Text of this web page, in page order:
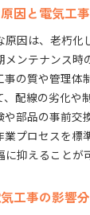
電気工事の最適
える電気工事管
事の連携で効率
工事管理のノウ
止リスクを回
事でダウンタイ
事でリスクを最
ない電気工事の
気工事の成功事
因と電気工
因は、老朽化
ンテナンス時
の質や管理体
配線の劣化や
部品の事前交
プロセスを標
抑えることが
工事の影響